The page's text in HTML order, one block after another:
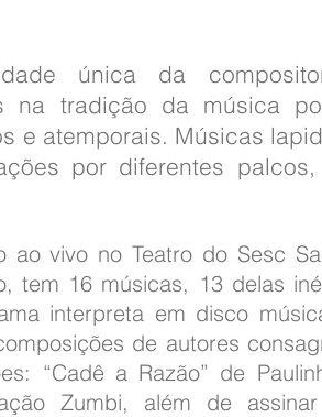
única da
na tradição da música
e atemporais. Músicas
por diferentes palcos,
ao vivo no Teatro do Sesc
tem 16 músicas, 13 delas
interpreta em disco
de autores
“Cadê a Razão” de
Zumbi, além de